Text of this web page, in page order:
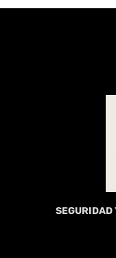
SEGURIDAD